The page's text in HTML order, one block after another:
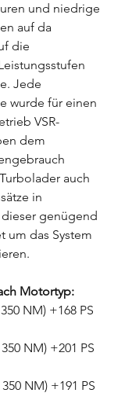
und niedrige
auf da
die
Jede
wurde für einen
VSR-
dem
auch
in
genügend
um das System
Motortyp:
NM) +168 PS
NM) +201 PS
NM) +191 PS